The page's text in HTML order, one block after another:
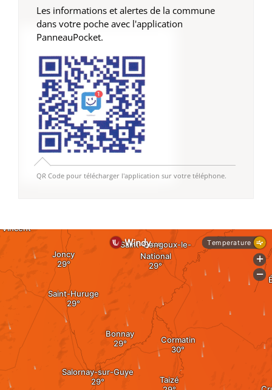
Les informations et alertes de la commune
dans votre poche avec l'application
PanneauPocket.
QR Code pour télécharger l'application sur votre téléphone.